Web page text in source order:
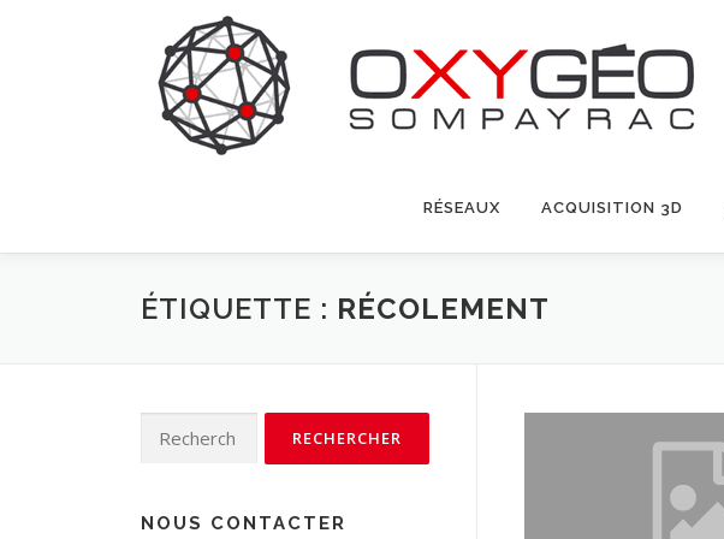
RÉSEAUX ACQUISITION 3D
ÉTIQUETTE : RÉCOLEMENT
NOUS CONTACTER